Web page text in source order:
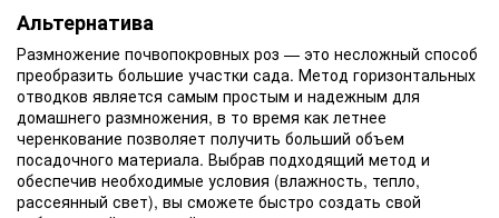
Альтернатива
Размножение почвопокровных роз — это несложный способ
преобразить большие участки сада. Метод горизонтальных
отводков является самым простым и надежным для
домашнего размножения, в то время как летнее
черенкование позволяет получить больший объем
посадочного материала. Выбрав подходящий метод и
обеспечив необходимые условия (влажность, тепло,
рассеянный свет), вы сможете быстро создать свой